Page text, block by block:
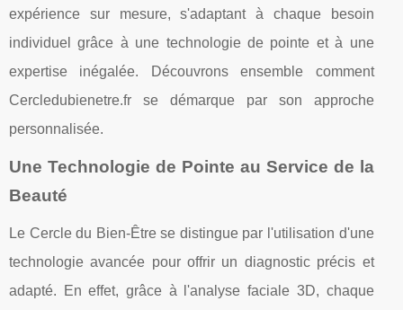
expérience sur mesure, s'adaptant à chaque besoin
individuel grâce à une technologie de pointe et à une
expertise inégalée. Découvrons ensemble comment
Cercledubienetre.fr se démarque par son approche
personnalisée.
Une Technologie de Pointe au Service de la
Beauté
Le Cercle du Bien-Être se distingue par l'utilisation d'une
technologie avancée pour offrir un diagnostic précis et
adapté. En effet, grâce à l'analyse faciale 3D, chaque